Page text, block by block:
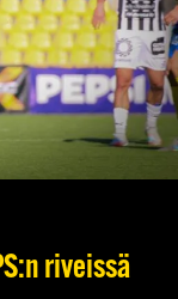
riveissä